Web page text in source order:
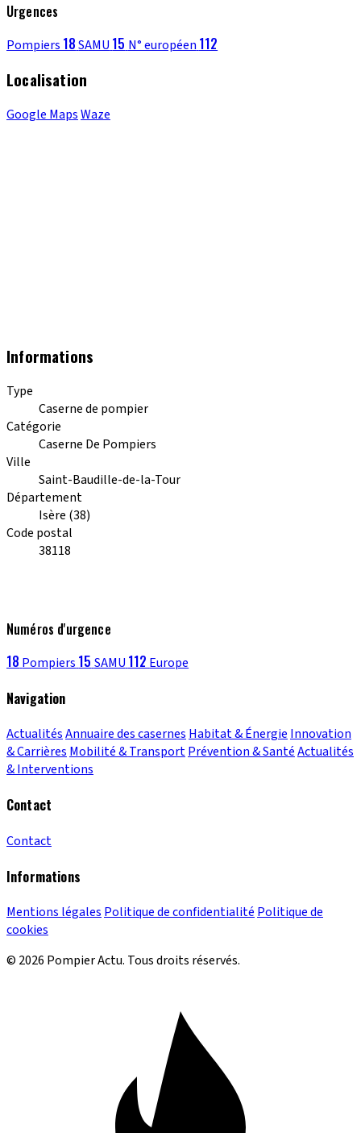
Urgences
Pompiers 18SAMU 15 N° européen 112
Localisation
Google MapsWaze
Informations
Type
Caserne de pompier
Catégorie
Caserne De Pompiers
Ville
Saint-Baudille-de-la-Tour
Département
Isère (38)
Code postal
38118
Numéros d'urgence
18 Pompiers 15 SAMU 112 Europe
Navigation
ActualitésAnnuaire des casernes Habitat & Énergie Innovation
& Carrières Mobilité & TransportPrévention & SantéActualités
& Interventions
Contact
Contact
Informations
Mentions légales Politique de confidentialité Politique de
cookies
© 2026 Pompier Actu. Tous droits réservés.